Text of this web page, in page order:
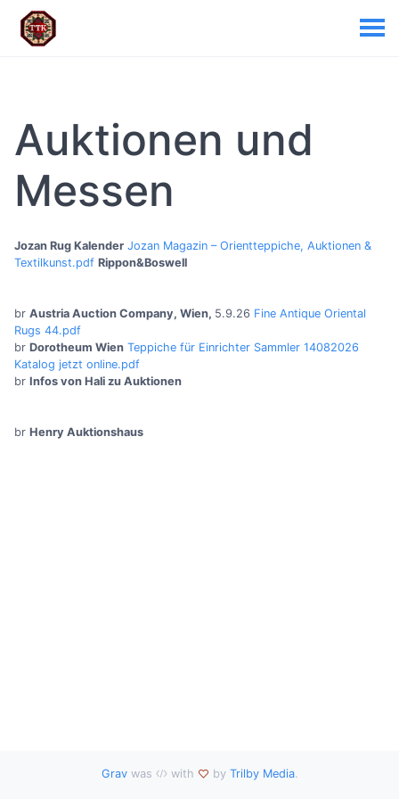
Auktionen und
Messen
Jozan Rug Kalender Jozan Magazin – Orientteppiche, Auktionen &
Textilkunst.pdf Rippon&Boswell
br Austria Auction Company, Wien, 5.9.26 Fine Antique Oriental
Rugs 44.pdf
br Dorotheum Wien Teppiche für Einrichter Sammler 14082026
Katalog jetzt online.pdf
br Infos von Hali zu Auktionen
br Henry Auktionshaus
Gravwas with by Trilby Media.